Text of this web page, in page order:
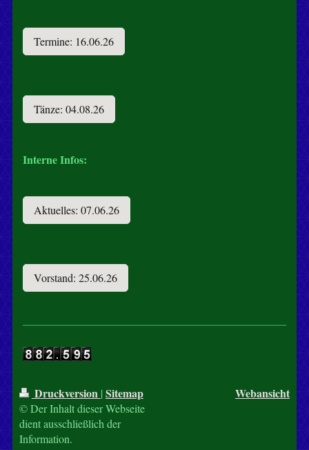
Termine: 16.06.26
Tänze: 04.08.26
Interne Infos:
Aktuelles: 07.06.26
Vorstand: 25.06.26
Druckversion | Sitemap
© Der Inhalt dieser Webseite
dient ausschließlich der
Information.
Webansicht